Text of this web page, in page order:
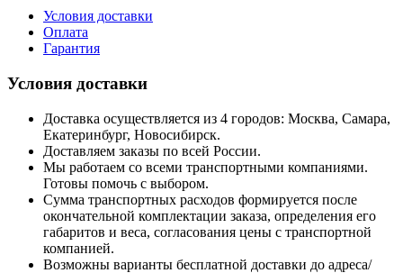
Условия доставки
Оплата
Гарантия
Условия доставки
Доставка осуществляется из 4 городов: Москва, Самара,
Екатеринбург, Новосибирск.
Доставляем заказы по всей России.
Мы работаем со всеми транспортными компаниями.
Готовы помочь с выбором.
Сумма транспортных расходов формируется после
окончательной комплектации заказа, определения его
габаритов и веса, согласования цены с транспортной
компанией.
Возможны варианты бесплатной доставки до адреса/